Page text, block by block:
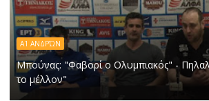
Α1 ΑΝΔΡΏΝ
Μπούνας: "Φαβορί ο Ολυμπιακός" -
το μέλλον"